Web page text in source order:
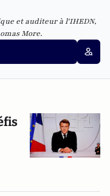
et auditeur à l'IHEDN,
More.